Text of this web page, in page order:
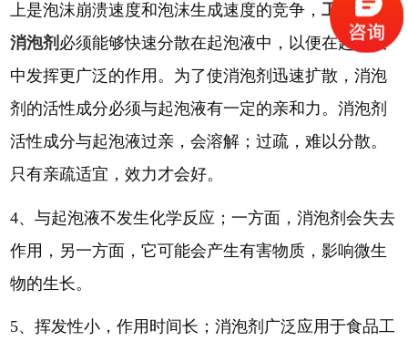
上是泡沫崩溃速度和泡沫生成速度的竞争，工业发酵
消泡剂 必须能够快速分散在起泡液中，以便在起泡液
中发挥更广泛的作用。为了使消泡剂迅速扩散，消泡
剂的活性成分必须与起泡液有一定的亲和力。消泡剂
活性成分与起泡液过亲，会溶解；过疏，难以分散。
只有亲疏适宜，效力才会好。
4、与起泡液不发生化学反应 ；一方面，消泡剂会失去
作用，另一方面，它可能会产生有害物质，影响微生
物的生长。
5、挥发性小，作用时间长 ；消泡剂广泛应用于食品工